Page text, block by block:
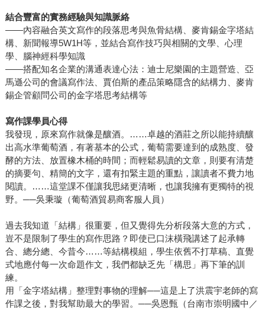
結合豐富的實務經驗與知識脈絡
——內容融合英文寫作的段落思考與魚骨結構、麥肯錫金字塔結
構、新聞報導5W1H等，並結合寫作技巧與相關的文學、心理
學、腦神經科學知識
——搭配知名企業的溝通表達心法：迪士尼樂園的主題營造、亞
馬遜公司的會議寫作法、賈伯斯的產品策略隱含的結構力、麥肯
錫企管顧問公司的金字塔思考結構等
寫作課學員心得
我發現，原來寫作就像是釀酒。……卓越的酒莊之所以能持續釀
出高水準葡萄酒，有著基本的公式，葡萄需要達到的成熟度、發
酵的方法、放置橡木桶的時間；而輕鬆易讀的文章，則要有清楚
的摘要句、精簡的文字，還有扣緊主題的重點，讓讀者不費力地
閱讀。……這堂課不僅讓我思緒更清晰，也讓我擁有更獨特的視
野。──吳秉璇（葡萄酒貿易商客服人員）
過去我知道「結構」很重要，但又覺得先分析段落大意的方式，
豈不是限制了學生的寫作思路？即使已口沫橫飛講述了起承轉
合、總分總、今昔今……等結構模組，學生依舊不打草稿、直覺
式地應付每一次命題作文，我們都缺乏先「構思」再下筆的訓
練。
用「金字塔結構」整理對事物的理解──這是上了洪震宇老師的寫
作課之後，對我幫助最大的學習。──吳恩甄（台南市崇明國中／